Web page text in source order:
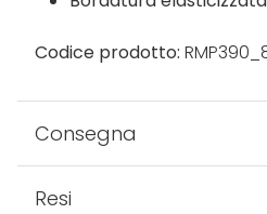
Codice prodotto:
Consegna
Resi